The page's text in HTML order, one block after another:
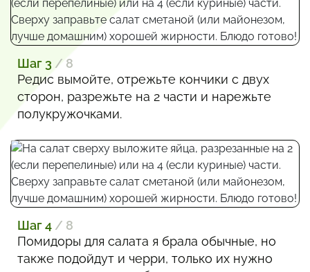
Шаг 3 / 8
Редис вымойте, отрежьте кончики с двух
сторон, разрежьте на 2 части и нарежьте
полукружочками.
Шаг 4 / 8
Помидоры для салата я брала обычные, но
также подойдут и черри, только их нужно